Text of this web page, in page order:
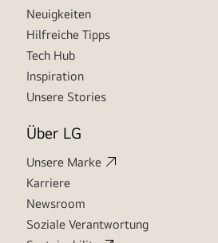
Neuigkeiten
Hilfreiche Tipps
Tech Hub
Inspiration
Unsere Stories
Über LG
Unsere Marke
Karriere
Newsroom
Soziale Verantwortung